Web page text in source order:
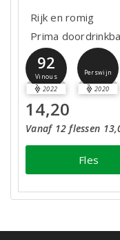
Rijk en romig
Prima
92
Vinous
2022
Perswijn
2020
14,20
Vanaf 12 flessen
Fles